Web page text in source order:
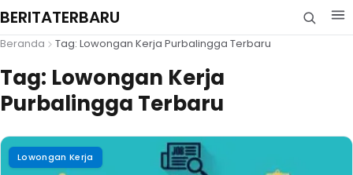
BERITATERBARU
Beranda Tag: Lowongan Kerja Purbalingga Terbaru
Tag: Lowongan Kerja
Purbalingga Terbaru
Lowongan Kerja